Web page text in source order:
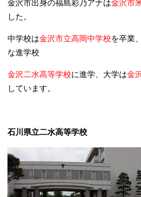
金沢市出身の福島彩乃アナは金沢市
した。
中学校は金沢市立高岡中学校を卒業
な進学校
金沢二水高等学校に進学、 大学は金
しています。
石川県立二水高等学校